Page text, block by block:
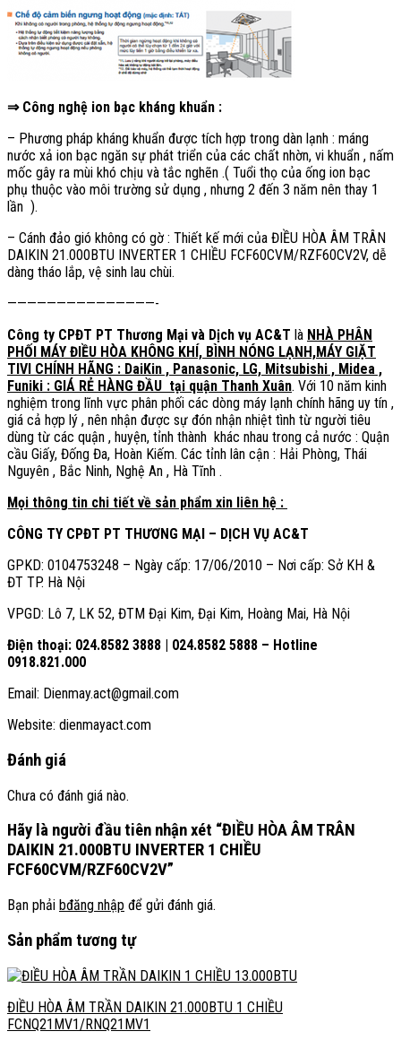
⇒ Công nghệ ion bạc kháng khuẩn :
– Phương pháp kháng khuẩn được tích hợp trong dàn lạnh : máng
nước xả ion bạc ngăn sự phát triển của các chất nhờn, vi khuẩn , nấm
mốc gây ra mùi khó chịu và tắc nghẽn .( Tuổi thọ của ống ion bạc
phụ thuộc vào môi trường sử dụng , nhưng 2 đến 3 năm nên thay 1
lần ).
– Cánh đảo gió không có gờ : Thiết kế mới của ĐIỀU HÒA ÂM TRÂN
DAIKIN 21.000BTU INVERTER 1 CHIỀU FCF60CVM/RZF60CV2V, dễ
dàng tháo lắp, vệ sinh lau chùi.
———————————————-
Công ty CPĐT PT Thương Mại và Dịch vụ AC&T là NHÀ PHÂN
PHỐI MÁY ĐIỀU HÒA KHÔNG KHÍ, BÌNH NÓNG LẠNH,MÁY GIẶT
TIVI CHÍNH HÃNG : DaiKin , Panasonic, LG, Mitsubishi , Midea ,
Funiki : GIÁ RẺ HÀNG ĐẦU tại quận Thanh Xuân. Với 10 năm kinh
nghiệm trong lĩnh vực phân phối các dòng máy lạnh chính hãng uy tín ,
giá cả hợp lý , nên nhận được sự đón nhận nhiệt tình từ người tiêu
dùng từ các quận , huyện, tỉnh thành khác nhau trong cả nước : Quận
cầu Giấy, Đống Đa, Hoàn Kiếm. Các tỉnh lân cận : Hải Phòng, Thái
Nguyên , Bắc Ninh, Nghệ An , Hà Tĩnh .
Mọi thông tin chi tiết về sản phẩm xin liên hệ :
CÔNG TY CPĐT PT THƯƠNG MẠI – DỊCH VỤ AC&T
GPKD: 0104753248 – Ngày cấp: 17/06/2010 – Nơi cấp: Sở KH &
ĐT TP. Hà Nội
VPGD: Lô 7, LK 52, ĐTM Đại Kim, Đại Kim, Hoàng Mai, Hà Nội
Điện thoại: 024.8582 3888 | 024.8582 5888 – Hotline
0918.821.000
Email: Dienmay.act@gmail.com
Website: dienmayact.com
Đánh giá
Chưa có đánh giá nào.
Hãy là người đầu tiên nhận xét “ĐIỀU HÒA ÂM TRÂN
DAIKIN 21.000BTU INVERTER 1 CHIỀU
FCF60CVM/RZF60CV2V”
Bạn phải bđăng nhập để gửi đánh giá.
Sản phẩm tương tự
ĐIỀU HÒA ÂM TRẦN DAIKIN 21.000BTU 1 CHIỀU
FCNQ21MV1/RNQ21MV1